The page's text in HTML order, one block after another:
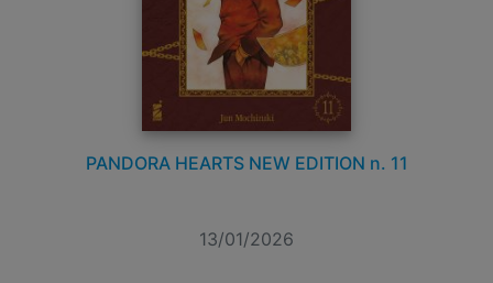
PANDORA HEARTS NEW EDITION n. 11
13/01/2026